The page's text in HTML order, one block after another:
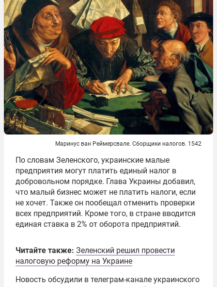
Маринус ван Реймерсвале. Сборщики налогов. 1542
По словам Зеленского, украинские малые
предприятия могут платить единый налог в
добровольном порядке. Глава Украины добавил,
что малый бизнес может не платить налоги, если
не хочет. Также он пообещал отменить проверки
всех предприятий. Кроме того, в стране вводится
единая ставка в 2% от оборота предприятий.
Читайте также: Зеленский решил провести
налоговую реформу на Украине
Новость обсудили в телеграм-канале украинского